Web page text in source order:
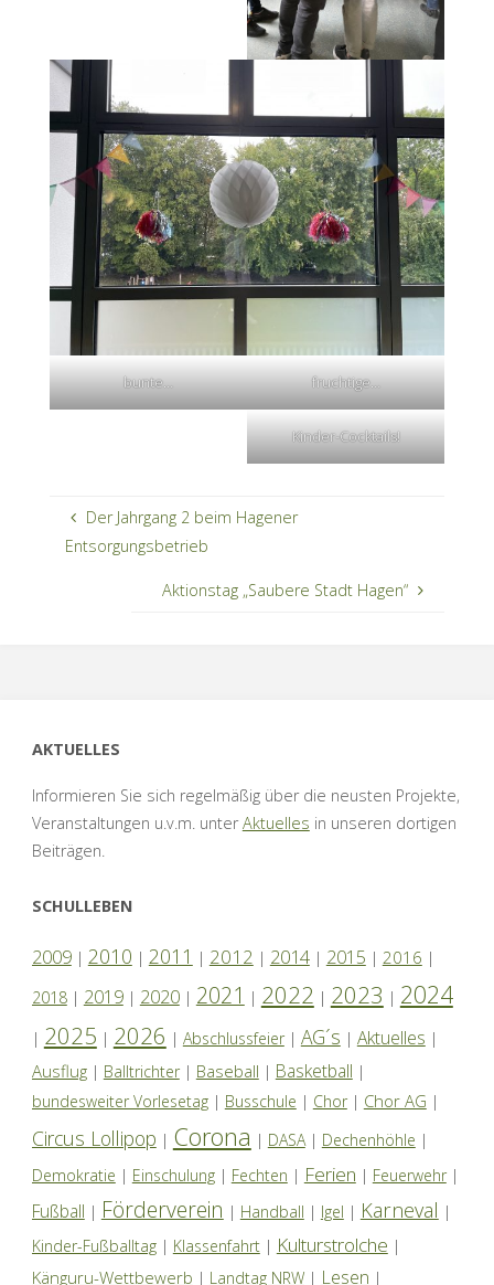
bunte… fruchtige…
Kinder-Cocktails!
Der Jahrgang 2 beim Hagener
Entsorgungsbetrieb
Aktionstag „Saubere Stadt Hagen“
AKTUELLES
Informieren Sie sich regelmäßig über die neusten Projekte,
Veranstaltungen u.v.m. unterAktuelles in unseren dortigen
Beiträgen.
SCHULLEBEN
2009| 2010 | 2011 | 2012 | 2014| 2015 | 2016 |
2018| 2019| 2020| 2021 | 2022 | 2023 | 2024
| 2025 | 2026 | Abschlussfeier| AG´s | Aktuelles |
Ausflug| Balltrichter| Baseball | Basketball |
bundesweiter Vorlesetag| Busschule | Chor| Chor AG |
Circus Lollipop | Corona | DASA| Dechenhöhle |
Demokratie | Einschulung| Fechten | Ferien | Feuerwehr|
Fußball | Förderverein | Handball | Igel | Karneval |
Kinder-Fußballtag| Klassenfahrt| Kulturstrolche |
Känguru-Wettbewerb | Landtag NRW| Lesen |